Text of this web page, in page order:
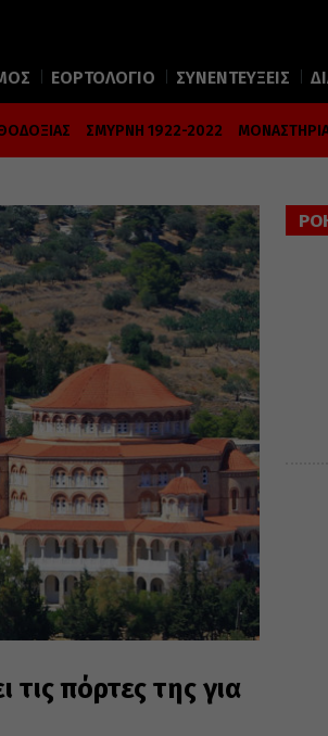
ΕΟΡΤΟΛΟΓΙΟ ΣΥΝΕΝΤΕΥΞΕΙΣ
ΣΜΥΡΝΗ 1922-2022
τις πόρτες της για